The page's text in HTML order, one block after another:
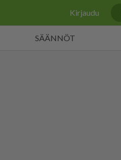
Kirjaudu
SÄÄNNÖT